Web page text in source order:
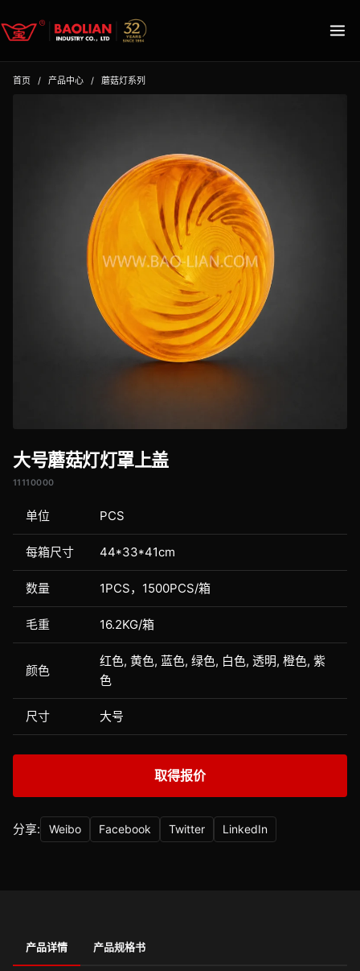
首页 / 产品中心 / 蘑菇灯系列
大号蘑菇灯灯罩上盖
11110000
单位 PCS
每箱尺寸 44*33*41cm
数量 1PCS，1500PCS/箱
毛重 16.2KG/箱
颜色
红色, 黄色, 蓝色, 绿色, 白色, 透明, 橙色, 紫
色
尺寸 大号
取得报价
分享: Weibo Facebook Twitter LinkedIn
产品详情 产品规格书